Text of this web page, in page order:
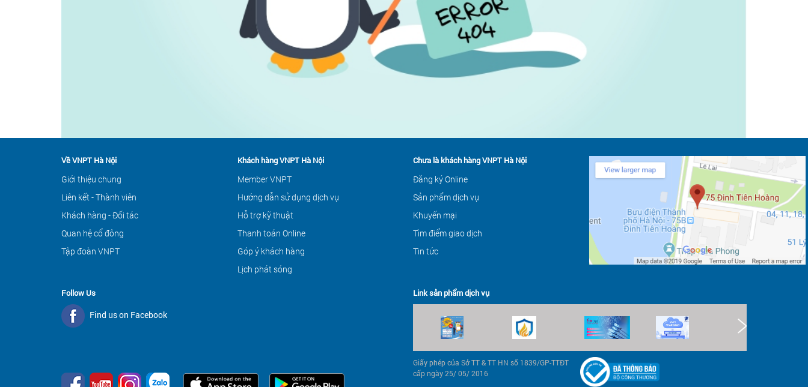
Về VNPT Hà Nội
Giới thiệu chung
Liên kết - Thành viên
Khách hàng - Đối tác
Quan hệ cổ đông
Tập đoàn VNPT
Khách hàng VNPT Hà Nội
Member VNPT
Hướng dẫn sử dụng dịch vụ
Hỗ trợ kỹ thuật
Thanh toán Online
Góp ý khách hàng
Lịch phát sóng
Chưa là khách hàng VNPT Hà Nội
Đăng ký Online
Sản phẩm dịch vụ
Khuyến mại
Tìm điểm giao dịch
Tin tức
Link sản phẩm dịch vụ
Giấy phép của Sở TT & TT HN số 1839/GP-TTĐT
cấp ngày 25/ 05/ 2016
Follow Us
Find us on Facebook